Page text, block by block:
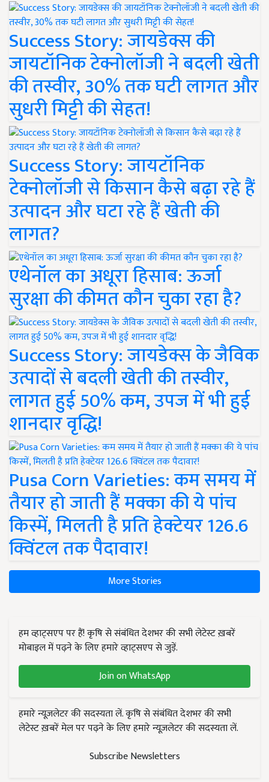
Success Story: जायडेक्स की
जायटॉनिक टेक्नोलॉजी ने बदली खेती
की तस्वीर, 30% तक घटी लागत और
सुधरी मिट्टी की सेहत!
Success Story: जायटॉनिक
टेक्नोलॉजी से किसान कैसे बढ़ा रहे हैं
उत्पादन और घटा रहे हैं खेती की
लागत?
एथेनॉल का अधूरा हिसाब: ऊर्जा
सुरक्षा की कीमत कौन चुका रहा है?
Success Story: जायडेक्स के जैविक
उत्पादों से बदली खेती की तस्वीर,
लागत हुई 50% कम, उपज में भी हुई
शानदार वृद्धि!
Pusa Corn Varieties: कम समय में
तैयार हो जाती हैं मक्का की ये पांच
किस्में, मिलती है प्रति हेक्टेयर 126.6
क्विंटल तक पैदावार!
More Stories
हम व्हाट्सएप पर हैं! कृषि से संबंधित देशभर की सभी लेटेस्ट ख़बरें
मोबाइल में पढ़ने के लिए हमारे व्हाट्सएप से जुड़ें.
Join on WhatsApp
हमारे न्यूज़लेटर की सदस्यता लें. कृषि से संबंधित देशभर की सभी
लेटेस्ट ख़बरें मेल पर पढ़ने के लिए हमारे न्यूज़लेटर की सदस्यता लें.
Subscribe Newsletters